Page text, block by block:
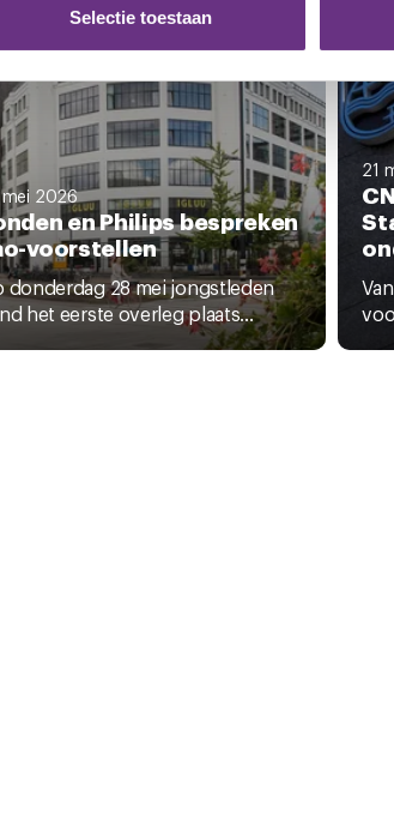
kunnen deze gegevens combineren met
of intrekken via de cookieverklaringof
Selectie toestaan
2026
en Philips bespreken
voorstellen
donderdag 28 mei jongstleden
het eerste overleg plaats...
21